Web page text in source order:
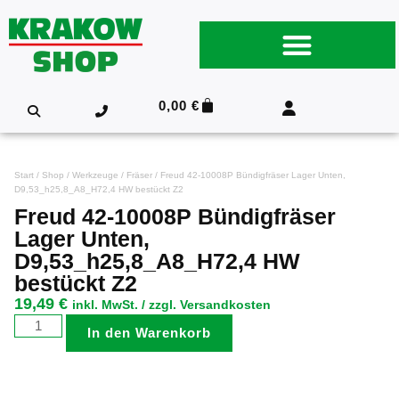
0,00€
Start / Shop / Werkzeuge / Fräser / Freud 42-10008P Bündigfräser Lager Unten,
D9,53_h25,8_A8_H72,4 HW bestückt Z2
Freud 42-10008P Bündigfräser
Lager Unten,
D9,53_h25,8_A8_H72,4 HW
bestückt Z2
19,49 € inkl. MwSt. / zzgl. Versandkosten
In den Warenkorb